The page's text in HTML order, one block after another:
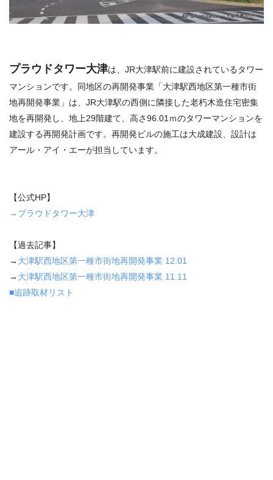
プラウドタワー大津は、JR大津駅前に建設されているタワー
マンションです。同地区の再開発事業「大津駅西地区第一種市街
地再開発事業」は、JR大津駅の西側に隣接した老朽木造住宅密集
地を再開発し、地上29階建て、高さ96.01ｍのタワーマンションを
建設する再開発計画です。再開発ビルの施工は大成建設、設計は
アール・アイ・エーが担当しています。
【公式HP】
→プラウドタワー大津
【過去記事】
→ 大津駅西地区第一種市街地再開発事業 12.01
→ 大津駅西地区第一種市街地再開発事業 11.11
■追跡取材リスト